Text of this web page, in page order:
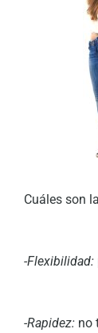
Cuáles son
-Flexibilidad:
-Rapidez: no